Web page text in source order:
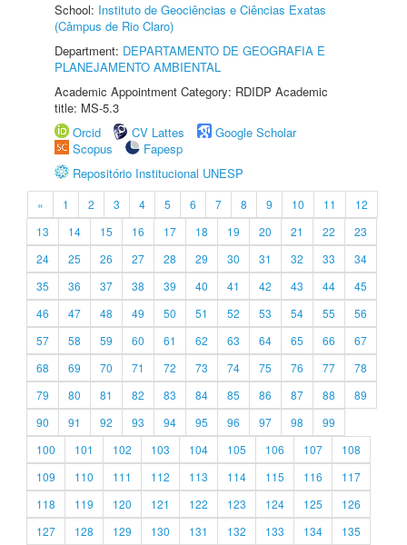
School: Instituto de Geociências e Ciências Exatas
(Câmpus de Rio Claro)
Department: DEPARTAMENTO DE GEOGRAFIA E
PLANEJAMENTO AMBIENTAL
Academic Appointment Category: RDIDP Academic
title: MS-5.3
Orcid
CV Lattes
Google Scholar
Scopus
Fapesp
Repositório Institucional UNESP
« 1 2 3 4 5 6 7 8 9 10 11
12
13
14 15 16 17 18 19 20 21 22
23
24
25 26 27 28 29 30 31 32 33
34
35
36 37 38 39 40 41 42 43 44
45
46
47 48 49 50 51 52 53 54 55
56
57
58 59 60 61 62 63 64 65 66
67
68
69 70 71 72 73 74 75 76 77
78
79
80 81 82 83 84 85 86 87 88
89
90
91 92 93 94 95 96 97 98
99
100
101 102 103 104 105 106 107
108
109
110 111 112 113 114 115 116
117
118
119 120 121 122 123 124 125
126
127
128 129 130 131 132 133 134
135